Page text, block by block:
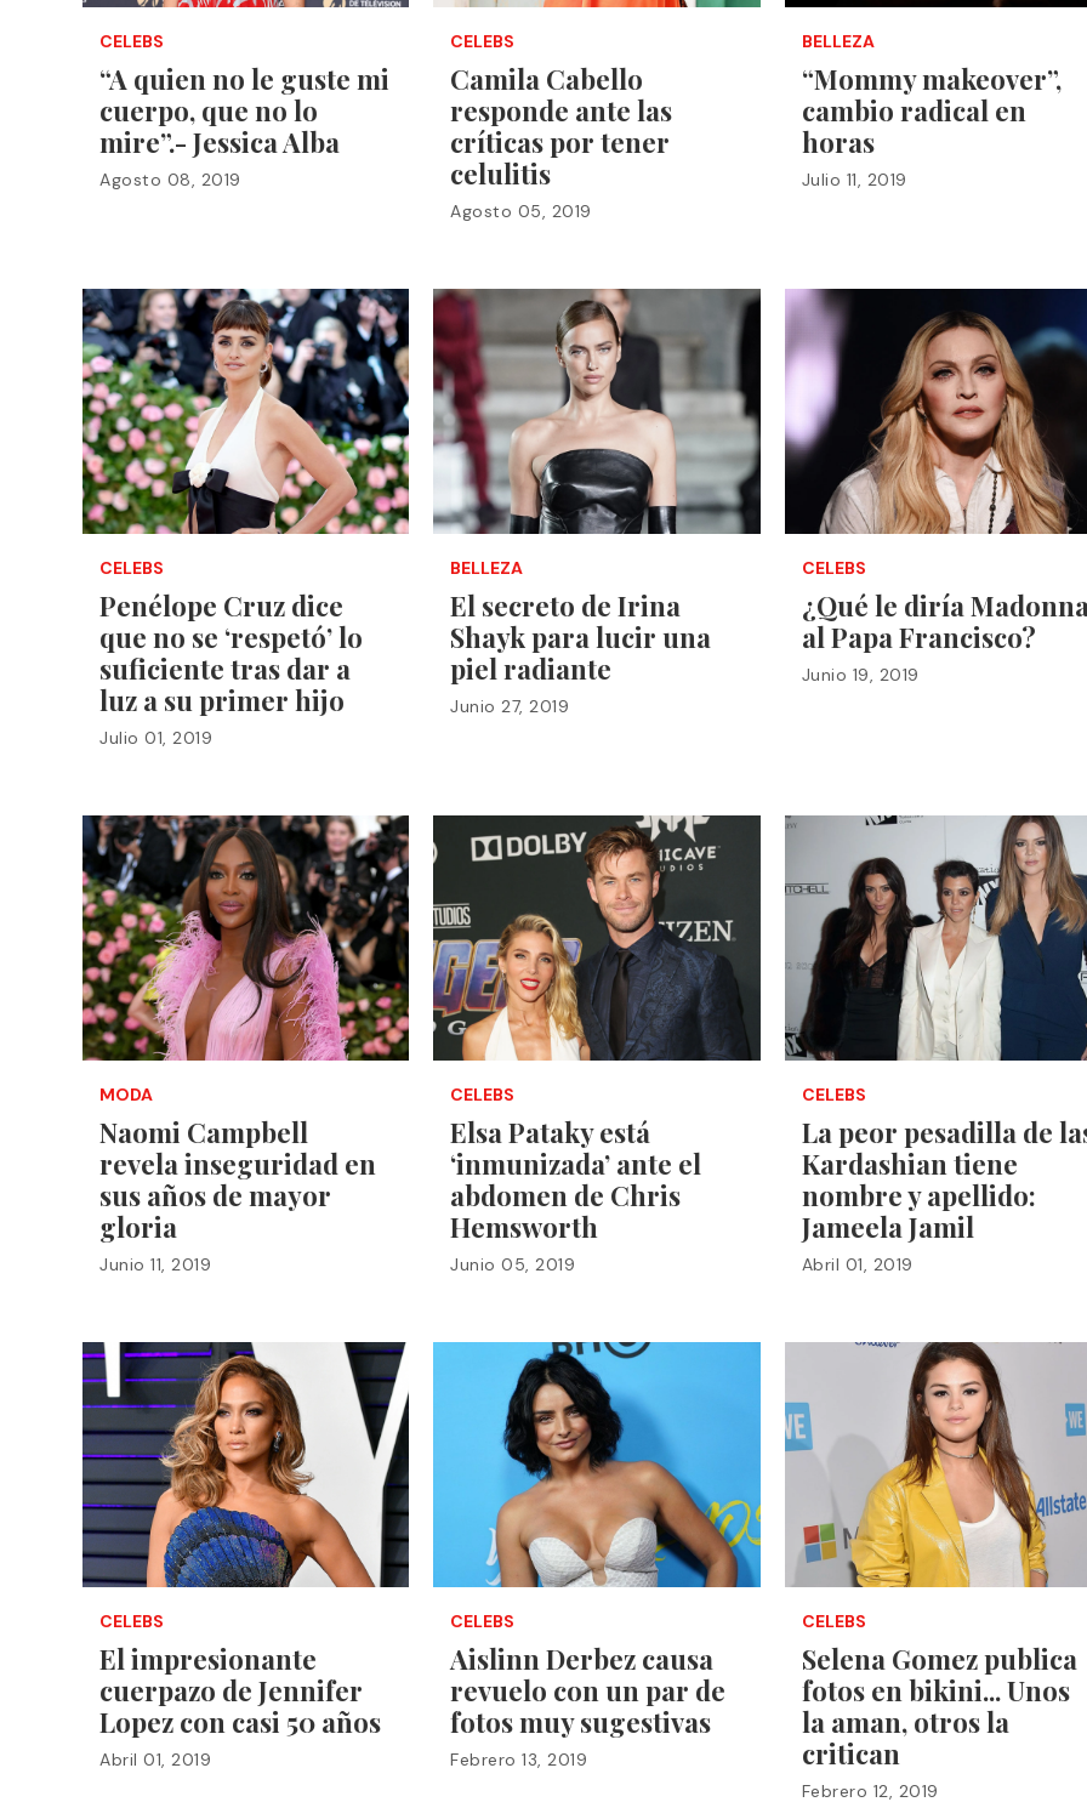
CELEBS
“A quien no le guste mi
cuerpo, que no lo
mire”.- Jessica Alba
Agosto 08, 2019
CELEBS
Camila Cabello
responde ante las
críticas por tener
celulitis
Agosto 05, 2019
BELLEZA
“Mommy makeover”,
cambio radical en
horas
Julio 11, 2019
CELEBS
Penélope Cruz dice
que no se ‘respetó’ lo
suficiente tras dar a
luz a su primer hijo
Julio 01, 2019
BELLEZA
El secreto de Irina
Shayk para lucir una
piel radiante
Junio 27, 2019
CELEBS
¿Qué le diría
al Papa Francisco?
Junio 19, 2019
MODA
Naomi Campbell
revela inseguridad en
sus años de mayor
gloria
Junio 11, 2019
CELEBS
Elsa Pataky está
‘inmunizada’ ante el
abdomen de Chris
Hemsworth
Junio 05, 2019
CELEBS
La peor pesadilla de
Kardashian tiene
nombre y apellido:
Jameela Jamil
Abril 01, 2019
CELEBS
El impresionante
cuerpazo de Jennifer
Lopez con casi 50 años
Abril 01, 2019
CELEBS
Aislinn Derbez causa
revuelo con un par de
fotos muy sugestivas
Febrero 13, 2019
CELEBS
Selena Gomez publica
fotos en bikini... Unos
la aman, otros la
critican
Febrero 12, 2019